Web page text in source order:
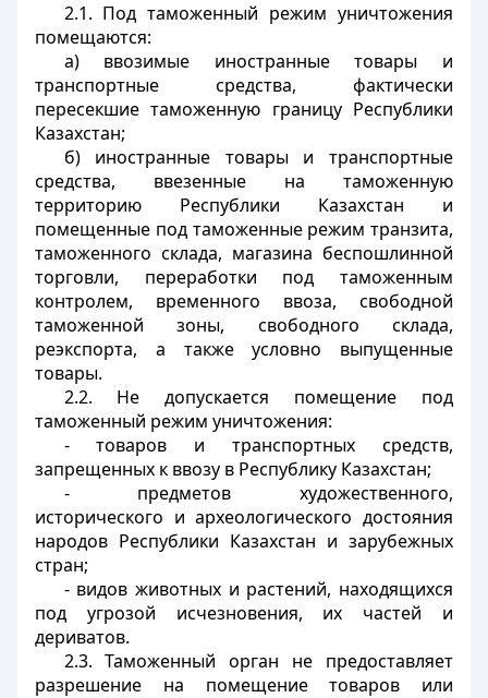
2.1. Под таможенный режим уничтожения
помещаются:
а) ввозимые иностранные товары и
транспортные средства, фактически
пересекшие таможенную границу Республики
Казахстан;
б) иностранные товары и транспортные
средства, ввезенные на таможенную
территорию Республики Казахстан и
помещенные под таможенные режим транзита,
таможенного склада, магазина беспошлинной
торговли, переработки под таможенным
контролем, временного ввоза, свободной
таможенной зоны, свободного склада,
реэкспорта, а также условно выпущенные
товары.
2.2. Не допускается помещение под
таможенный режим уничтожения:
- товаров и транспортных средств,
запрещенных к ввозу в Республику Казахстан;
- предметов художественного,
исторического и археологического достояния
народов Республики Казахстан и зарубежных
стран;
- видов животных и растений, находящихся
под угрозой исчезновения, их частей и
дериватов.
2.3. Таможенный орган не предоставляет
разрешение на помещение товаров или